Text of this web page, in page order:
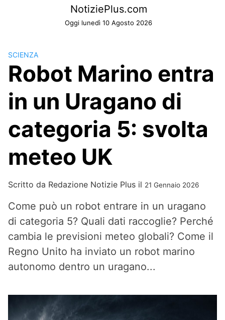
NotiziePlus.com
Oggi lunedì 10 Agosto 2026
SCIENZA
Robot Marino entra
in un Uragano di
categoria 5: svolta
meteo UK
Scritto da Redazione Notizie Plus il 21 Gennaio 2026
Come può un robot entrare in un uragano
di categoria 5? Quali dati raccoglie? Perché
cambia le previsioni meteo globali? Come il
Regno Unito ha inviato un robot marino
autonomo dentro un uragano...